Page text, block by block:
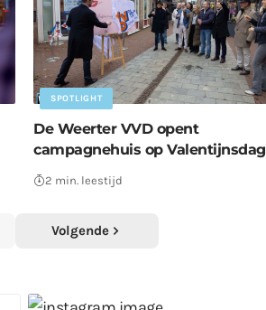
SPOTLIGHT
De Weerter VVD opent
campagnehuis op Valentijnsdag
2 min. leestijd
Volgende